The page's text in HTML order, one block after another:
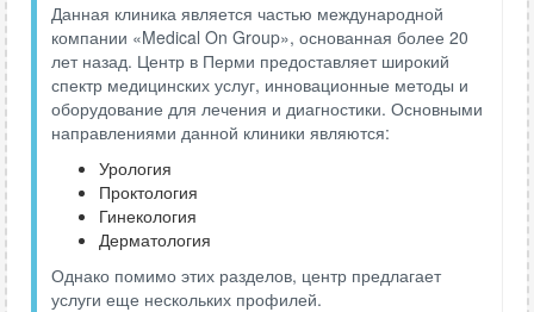
Данная клиника является частью международной
компании «Medical On Group», основанная более 20
лет назад. Центр в Перми предоставляет широкий
спектр медицинских услуг, инновационные методы и
оборудование для лечения и диагностики. Основными
направлениями данной клиники являются:
Урология
Проктология
Гинекология
Дерматология
Однако помимо этих разделов, центр предлагает
услуги еще нескольких профилей.